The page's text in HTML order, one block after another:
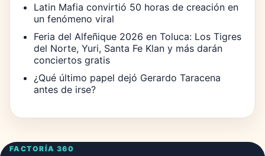
Latin Mafia convirtió 50 horas de creación en
un fenómeno viral
Feria del Alfeñique 2026 en Toluca: Los Tigres
del Norte, Yuri, Santa Fe Klan y más darán
conciertos gratis
¿Qué último papel dejó Gerardo Taracena
antes de irse?
FACTORÍA 360